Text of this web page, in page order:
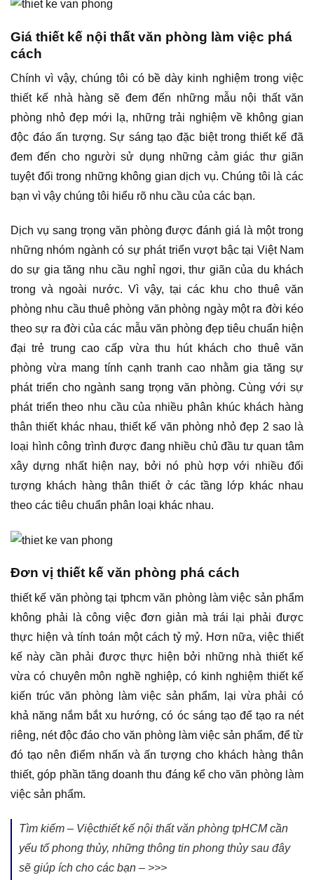
Giá thiết kế nội thất văn phòng làm việc phá
cách
Chính vì vậy, chúng tôi có bề dày kinh nghiệm trong việc
thiết kế nhà hàng sẽ đem đến những mẫu nội thất văn
phòng nhỏ đẹp mới lạ, những trải nghiệm về không gian
độc đáo ấn tượng. Sự sáng tạo đặc biệt trong thiết kế đã
đem đến cho người sử dụng những cảm giác thư giãn
tuyệt đối trong những không gian dịch vụ. Chúng tôi là các
bạn vì vậy chúng tôi hiểu rõ nhu cầu của các bạn.
Dịch vụ sang trọng văn phòng được đánh giá là một trong
những nhóm ngành có sự phát triển vượt bậc tại Việt Nam
do sự gia tăng nhu cầu nghỉ ngơi, thư giãn của du khách
trong và ngoài nước. Vì vậy, tại các khu cho thuê văn
phòng nhu cầu thuê phòng văn phòng ngày một ra đời kéo
theo sự ra đời của các mẫu văn phòng đẹp tiêu chuẩn hiện
đại trẻ trung cao cấp vừa thu hút khách cho thuê văn
phòng vừa mang tính cạnh tranh cao nhằm gia tăng sự
phát triển cho ngành sang trọng văn phòng. Cùng với sự
phát triển theo nhu cầu của nhiều phân khúc khách hàng
thân thiết khác nhau, thiết kế văn phòng nhỏ đẹp 2 sao là
loại hình công trình được đang nhiều chủ đầu tư quan tâm
xây dựng nhất hiện nay, bởi nó phù hợp với nhiều đối
tượng khách hàng thân thiết ở các tầng lớp khác nhau
theo các tiêu chuẩn phân loại khác nhau.
Đơn vị thiết kế văn phòng phá cách
thiết kế văn phòng tại tphcm văn phòng làm việc sản phẩm
không phải là công việc đơn giản mà trái lại phải được
thực hiện và tính toán một cách tỷ mỷ. Hơn nữa, việc thiết
kế này cần phải được thực hiện bởi những nhà thiết kế
vừa có chuyên môn nghề nghiệp, có kinh nghiệm thiết kế
kiến trúc văn phòng làm việc sản phẩm, lại vừa phải có
khả năng nắm bắt xu hướng, có óc sáng tạo để tạo ra nét
riêng, nét độc đáo cho văn phòng làm việc sản phẩm, để từ
đó tạo nên điểm nhấn và ấn tượng cho khách hàng thân
thiết, góp phần tăng doanh thu đáng kể cho văn phòng làm
việc sản phẩm.
Tìm kiếm – Việcthiết kế nội thất văn phòng tpHCM cần
yếu tố phong thủy, những thông tin phong thủy sau đây
sẽ giúp ích cho các bạn – >>>